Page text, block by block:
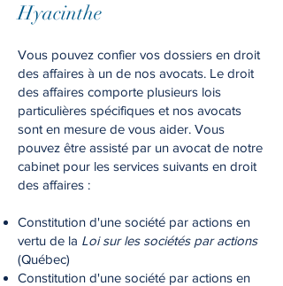
Hyacinthe
Vous pouvez confier vos dossiers en droit
des affaires à un de nos avocats. Le droit
des affaires comporte plusieurs lois
particulières spécifiques et nos avocats
sont en mesure de vous aider. Vous
pouvez être assisté par un avocat de notre
cabinet pour les services suivants en droit
des affaires :
Constitution d'une société par actions en
vertu de la Loi sur les sociétés par actions
(Québec)
Constitution d'une société par actions en